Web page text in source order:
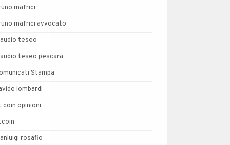
mafrici
mafrici avvocato
teseo
teseo pescara
Stampa
lombardi
coin opinioni
rosafio